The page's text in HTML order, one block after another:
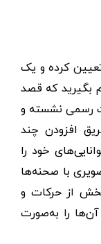
کرده و یک
بگیرید که قصد
رسمی نشسته و
افزودن چند
خود را
با صحنه‌ها
از حرکات و
آن‌ها را به‌صورت